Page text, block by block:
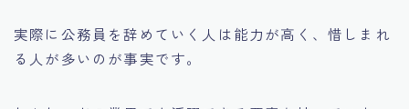
実際に公務員を辞めていく人は能力が高く、惜しまれ
る人が多いのが事実です。